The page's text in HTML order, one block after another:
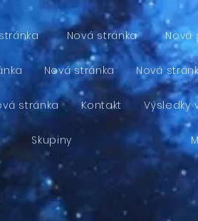
Nová stránka Nová
Nová stránka Nová
stránka Kontakt Výsledky
Skupiny